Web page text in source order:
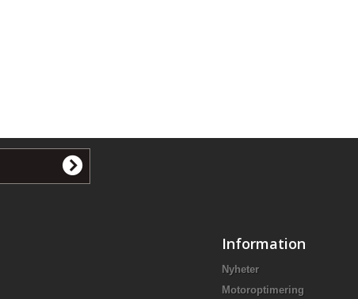
Information
Nyheter
Motoroptimering